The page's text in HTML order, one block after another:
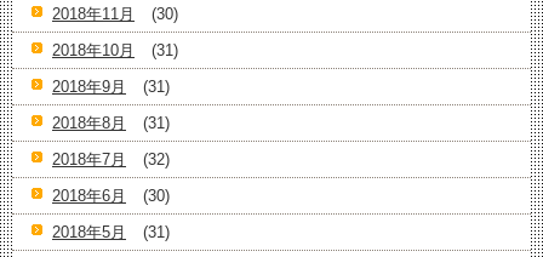
2018年11月
(30)
2018年10月
(31)
2018年9月
(31)
2018年8月
(31)
2018年7月
(32)
2018年6月
(30)
2018年5月
(31)